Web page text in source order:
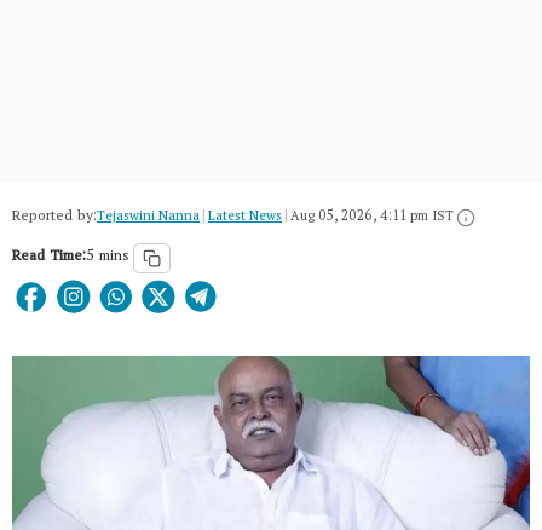
Reported by:Tejaswini Nanna|Latest News|Aug 05, 2026, 4:11 pm IST
Read Time:5 mins